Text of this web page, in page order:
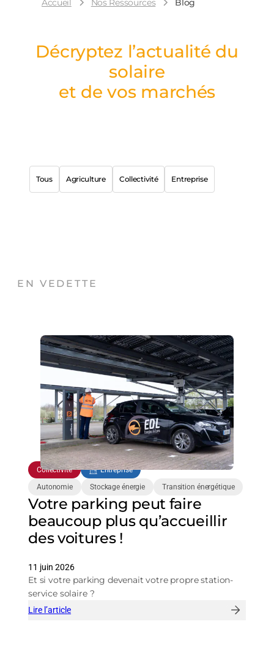
Décryptez l’actualité du
solaire
et de vos marchés
Tous Agriculture Collectivité Entreprise
EN VEDETTE
Collectivité
Entreprise
Autonomie
Stockage énergie Transition énergétique
Votre parking peut faire
beaucoup plus qu’accueillir
des voitures !
11 juin 2026
Et si votre parking devenait votre propre station-
service solaire ?
Lire l’article
: